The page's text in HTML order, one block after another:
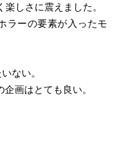
しさに震えました。
ラーの要素が入ったモ
ない。
画はとても良い。